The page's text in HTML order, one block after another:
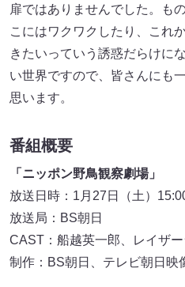
扉ではありませんでした。も
こにはワクワクしたり、これ
きたいっていう誘惑だらけに
い世界ですので、皆さんにも
思います。
番組概要
「ニッポン野鳥観察劇場」
放送日時：1月27日（土）
放送局：BS朝日
CAST：船越英一郎、レイザ
制作：BS朝日、テレビ朝日映